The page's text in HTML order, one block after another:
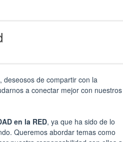
deseosos de compartir con la
a conectar mejor con nuestros
en la RED, ya que ha sido de lo
Queremos abordar temas como